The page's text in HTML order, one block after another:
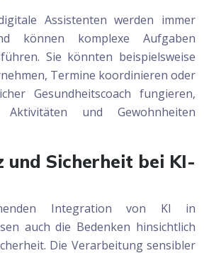
Assistenten werden immer
können komplexe Aufgaben
Sie könnten beispielsweise
Termine koordinieren oder
Gesundheitscoach fungieren,
und Gewohnheiten
und Sicherheit bei KI-
Integration von KI in
auch die Bedenken hinsichtlich
Die Verarbeitung sensibler